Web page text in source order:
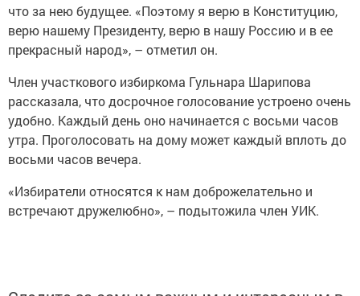
что за нею будущее. «Поэтому я верю в Конституцию,
верю нашему Президенту, верю в нашу Россию и в ее
прекрасный народ», – отметил он.
Член участкового избиркома Гульнара Шарипова
рассказала, что досрочное голосование устроено очень
удобно. Каждый день оно начинается с восьми часов
утра. Проголосовать на дому может каждый вплоть до
восьми часов вечера.
«Избиратели относятся к нам доброжелательно и
встречают дружелюбно», – подытожила член УИК.